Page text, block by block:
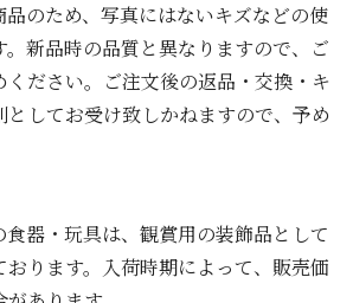
品のため、写真にはないキズなどの使
。新品時の品質と異なりますので、ご
ください。ご注文後の返品・交換・キ
としてお受け致しかねますので、予め
食器・玩具は、観賞用の装飾品として
おります。入荷時期によって、販売価